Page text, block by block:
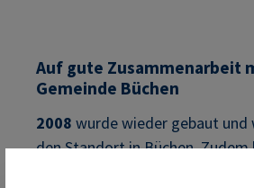
Auf gute Zusammenarbeit
Gemeinde Büchen
2008 wurde wieder gebaut
den Standort in Büchen.